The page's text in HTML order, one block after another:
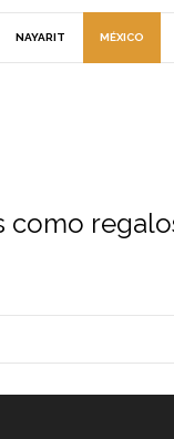
NAYARIT MÉXICO
como